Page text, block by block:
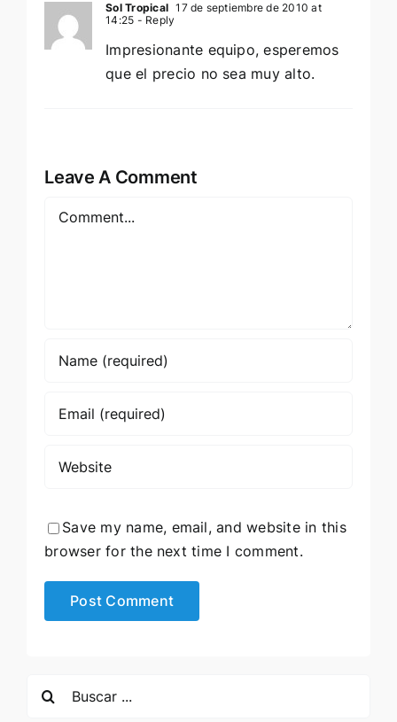
Sol Tropical 17 de septiembre de 2010 at
14:25 - Reply
Impresionante equipo, esperemos
que el precio no sea muy alto.
Leave A Comment
Comment
Save my name, email, and website in this
browser for the next time I comment.